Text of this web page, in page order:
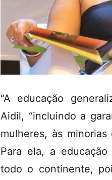
“A educação
Aidil, “incluindo a
mulheres, às minorias
Para ela, a
todo o continente,